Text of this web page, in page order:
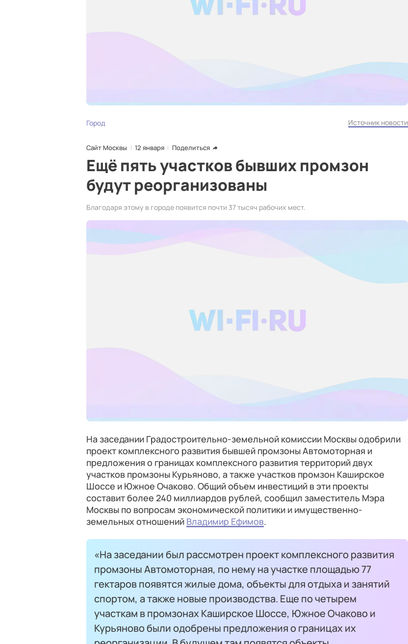
Город Источник новости
Сайт Москвы 12 января Поделиться
Ещё пять участков бывших промзон
будут реорганизованы
Благодаря этому в городе появится почти 37 тысяч рабочих мест.
На заседании Градостроительно-земельной комиссии Москвы одобрили
проект комплексного развития бывшей промзоны Автомоторная и
предложения о границах комплексного развития территорий двух
участков промзоны Курьяново, а также участков промзон Каширское
Шоссе и Южное Очаково. Общий объем инвестиций в эти проекты
составит более 240 миллиардов рублей, сообщил заместитель Мэра
Москвы по вопросам экономической политики и имущественно-
земельных отношений Владимир Ефимов.
«На заседании был рассмотрен проект комплексного развития
промзоны Автомоторная, по нему на участке площадью 77
гектаров появятся жилые дома, объекты для отдыха и занятий
спортом, а также новые производства. Еще по четырем
участкам в промзонах Каширское Шоссе, Южное Очаково и
Курьяново были одобрены предложения о границах их